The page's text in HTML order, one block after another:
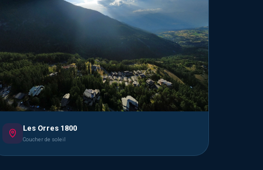
Les Orres 1800
Coucher de soleil